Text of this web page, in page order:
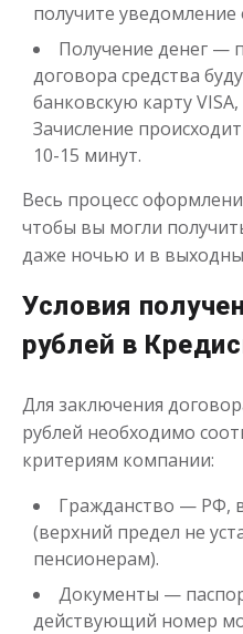
получите
Получение денег —
договора средства
банковскую карту
Зачисление
10-15 минут.
Весь процесс
чтобы вы могли
даже ночью и в
Условия
рублей в
Для заключения
рублей необходимо
критериям компании:
Гражданство — РФ,
(верхний предел не
пенсионерам).
Документы —
действующий номер